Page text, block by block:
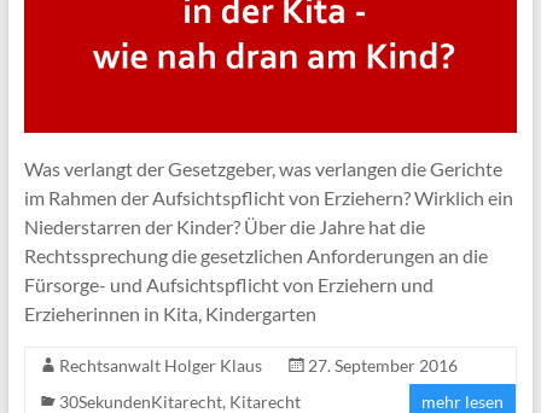
Was verlangt der Gesetzgeber, was verlangen die Gerichte
im Rahmen der Aufsichtspflicht von Erziehern? Wirklich ein
Niederstarren der Kinder? Über die Jahre hat die
Rechtssprechung die gesetzlichen Anforderungen an die
Fürsorge- und Aufsichtspflicht von Erziehern und
Erzieherinnen in Kita, Kindergarten
Rechtsanwalt Holger Klaus
27. September 2016
30SekundenKitarecht, Kitarecht mehr lesen